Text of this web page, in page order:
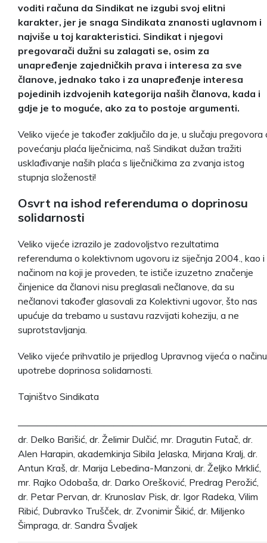
voditi računa da Sindikat ne izgubi svoj elitni
karakter, jer je snaga Sindikata znanosti uglavnom i
najviše u toj karakteristici. Sindikat i njegovi
pregovarači dužni su zalagati se, osim za
unapređenje zajedničkih prava i interesa za sve
članove, jednako tako i za unapređenje interesa
pojedinih izdvojenih kategorija naših članova, kada i
gdje je to moguće, ako za to postoje argumenti.
Veliko vijeće je također zaključilo da je, u slučaju pregovora
povećanju plaća liječnicima, naš Sindikat dužan tražiti
usklađivanje naših plaća s liječničkima za zvanja istog
stupnja složenosti!
Osvrt na ishod referenduma o doprinosu
solidarnosti
Veliko vijeće izrazilo je zadovoljstvo rezultatima
referenduma o kolektivnom ugovoru iz siječnja 2004., kao i
načinom na koji je proveden, te ističe izuzetno značenje
činjenice da članovi nisu preglasali nečlanove, da su
nečlanovi također glasovali za Kolektivni ugovor, što nas
upućuje da trebamo u sustavu razvijati koheziju, a ne
suprotstavljanja.
Veliko vijeće prihvatilo je prijedlog Upravnog vijeća o načinu
upotrebe doprinosa solidarnosti.
Tajništvo Sindikata
dr. Delko Barišić, dr. Želimir Dulčić, mr. Dragutin Futač, dr.
Alen Harapin, akademkinja Sibila Jelaska, Mirjana Kralj, dr.
Antun Kraš, dr. Marija Lebedina-Manzoni, dr. Željko Mrklić,
mr. Rajko Odobaša, dr. Darko Orešković, Predrag Perožić,
dr. Petar Pervan, dr. Krunoslav Pisk, dr. Igor Radeka, Vilim
Ribić, Dubravko Trušček, dr. Zvonimir Šikić, dr. Miljenko
Šimpraga, dr. Sandra Švaljek